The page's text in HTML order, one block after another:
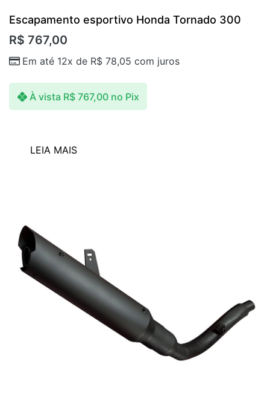
Escapamento esportivo Honda Tornado 300
R$ 767,00
Em até 12x de R$ 78,05 com juros
À vista R$767,00 no Pix
LEIA MAIS